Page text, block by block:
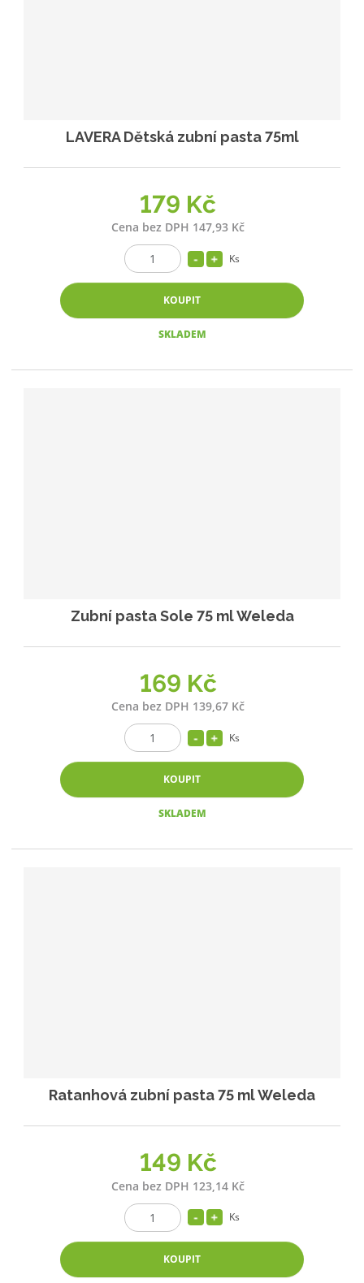
LAVERA Dětská zubní pasta 75ml
179 Kč
Cena bez DPH 147,93 Kč
Ks
KOUPIT
SKLADEM
Zubní pasta Sole 75 ml Weleda
169 Kč
Cena bez DPH 139,67 Kč
Ks
KOUPIT
SKLADEM
Ratanhová zubní pasta 75 ml Weleda
149 Kč
Cena bez DPH 123,14 Kč
Ks
KOUPIT